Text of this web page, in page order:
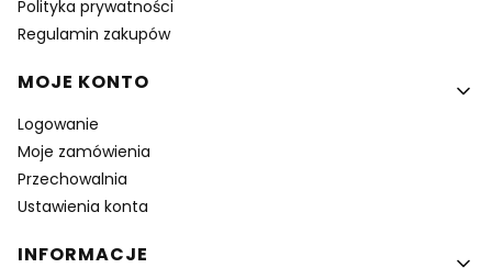
Polityka prywatności
Regulamin zakupów
MOJE KONTO
Logowanie
Moje zamówienia
Przechowalnia
Ustawienia konta
INFORMACJE